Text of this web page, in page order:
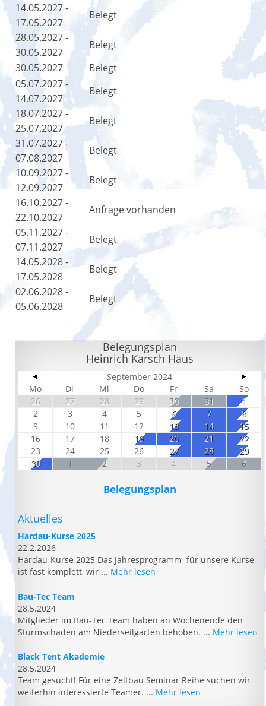
14.05.2027 -
17.05.2027
Belegt
28.05.2027 -
30.05.2027
Belegt
30.05.2027
Belegt
05.07.2027 -
14.07.2027
Belegt
18.07.2027 -
25.07.2027
Belegt
31.07.2027 -
07.08.2027
Belegt
10.09.2027 -
12.09.2027
Belegt
16.10.2027 -
22.10.2027
Anfrage vorhanden
05.11.2027 -
07.11.2027
Belegt
14.05.2028 -
17.05.2028
Belegt
02.06.2028 -
05.06.2028
Belegt
Belegungsplan
Heinrich Karsch Haus
September 2024
Mo
Di Mi Do Fr Sa
So
26
27 28 29 30 31
1
2
3 4 5 6 7
8
9
10 11 12 13 14
15
16
17 18 19 20 21
22
23
24 25 26 27 28
29
30
1 2 3 4 5 6
Belegungsplan
Aktuelles
Hardau-Kurse 2025
22.2.2026
Hardau-Kurse 2025 Das Jahresprogramm für unsere Kurse
ist fast komplett, wir ... Mehr lesen
Bau-Tec Team
28.5.2024
Mitglieder im Bau-Tec Team haben an Wochenende den
Sturmschaden am Niederseilgarten behoben. ... Mehr lesen
Black Tent Akademie
28.5.2024
Team gesucht! Für eine Zeltbau Seminar Reihe suchen wir
weiterhin interessierte Teamer. ... Mehr lesen